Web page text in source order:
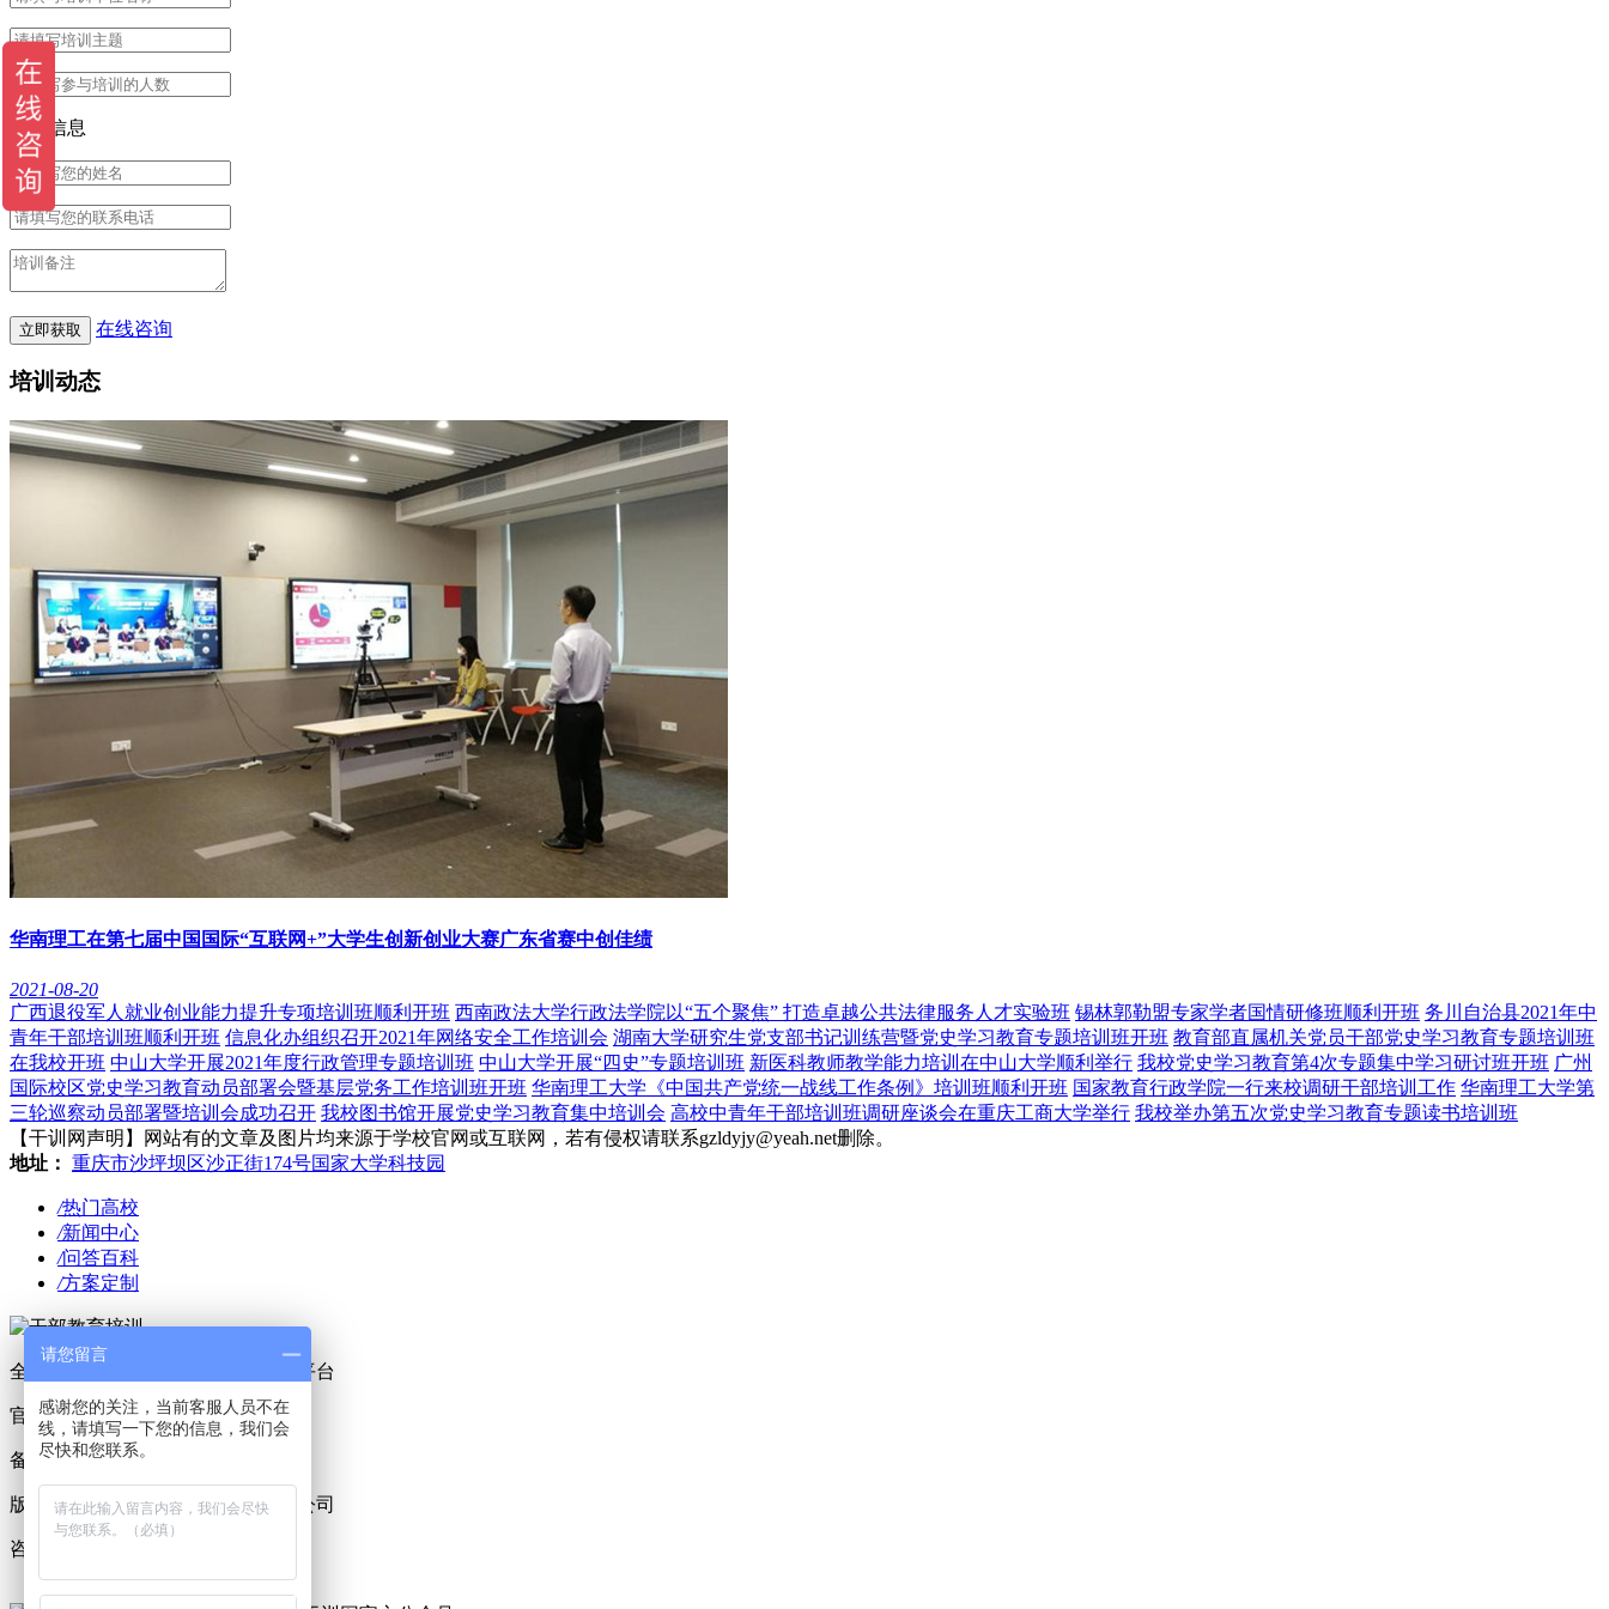
联系信息
在线咨询
培训动态
华南理工在第七届中国国际“互联网+”大学生创新创业大赛广东省赛中创佳绩
2021-08-20
广西退役军人就业创业能力提升专项培训班顺利开班 西南政法大学行政法学院以“五个聚焦” 打造卓越公共法律服务人才实验班 锡林郭勒盟专家学者国情研修班顺利开班 务川自治县2021年中
青年干部培训班顺利开班 信息化办组织召开2021年网络安全工作培训会 湖南大学研究生党支部书记训练营暨党史学习教育专题培训班开班 教育部直属机关党员干部党史学习教育专题培训班
在我校开班 中山大学开展2021年度行政管理专题培训班 中山大学开展“四史”专题培训班 新医科教师教学能力培训在中山大学顺利举行 我校党史学习教育第4次专题集中学习研讨班开班 广州
国际校区党史学习教育动员部署会暨基层党务工作培训班开班 华南理工大学《中国共产党统一战线工作条例》培训班顺利开班 国家教育行政学院一行来校调研干部培训工作 华南理工大学第
三轮巡察动员部署暨培训会成功召开 我校图书馆开展党史学习教育集中培训会 高校中青年干部培训班调研座谈会在重庆工商大学举行 我校举办第五次党史学习教育专题读书培训班
【干训网声明】网站有的文章及图片均来源于学校官网或互联网，若有侵权请联系gzldyjy@yeah.net删除。
地址： 重庆市沙坪坝区沙正街174号国家大学科技园
/热门高校
/新闻中心
/问答百科
/方案定制
全国干部培训、党性教育中心服务平台
官方Q Q：1814337867
备案编号：渝ICP备19008293号-4
版权所有：重庆干训教育科技有限公司
咨询热线：
请您留言
感谢您的关注，当前客服人员不在
线，请填写一下您的信息，我们会
尽快和您联系。